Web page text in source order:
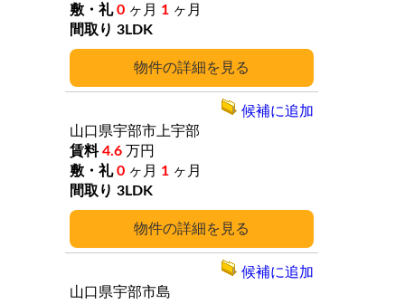
詳細
0 ヶ月 1 ヶ月
3LDK
詳細
山口県宇部市上宇部
4.6 万円
0 ヶ月 1 ヶ月
3LDK
候補に追加
山口県宇部市島
候補に追加